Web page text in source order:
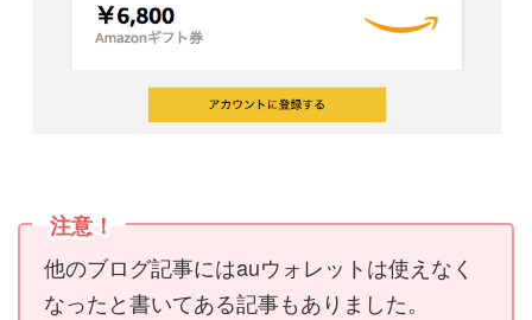
注意！
他のブログ記事にはauウォレットは使えなく
なったと書いてある記事もありました。